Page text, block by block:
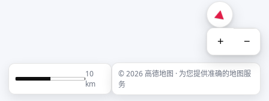
+ −
10
km
© 2026 高德地图 · 为您提供准确的地图服
务